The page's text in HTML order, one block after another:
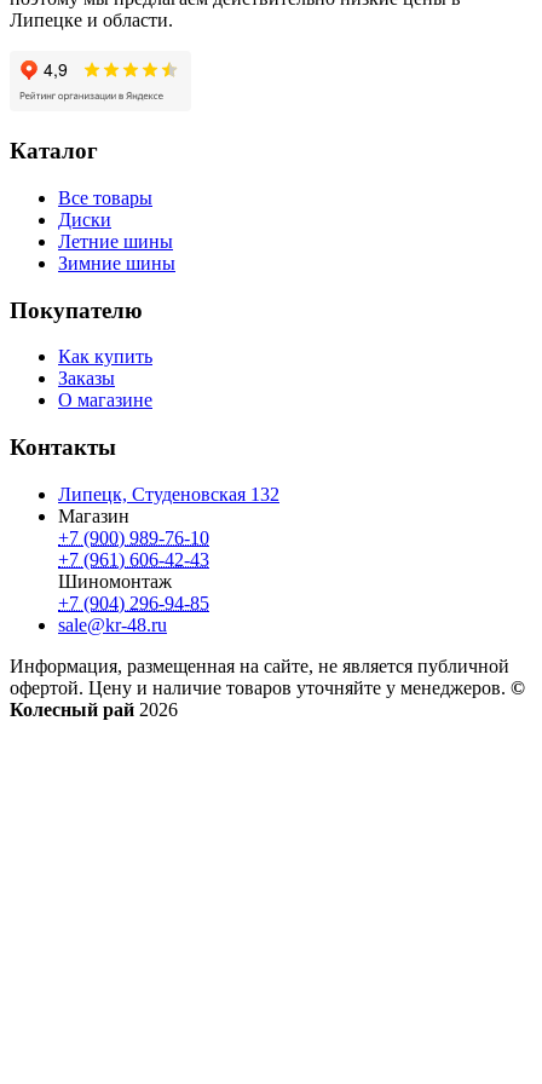
Липецке и области.
Каталог
Все товары
Диски
Летние шины
Зимние шины
Покупателю
Как купить
Заказы
О магазине
Контакты
Липецк, Студеновская 132
Магазин
+7 (900) 989-76-10
+7 (961) 606-42-43
Шиномонтаж
+7 (904) 296-94-85
sale@kr-48.ru
Информация, размещенная на сайте, не является публичной
офертой. Цену и наличие товаров уточняйте у менеджеров. ©
Колесный рай 2026